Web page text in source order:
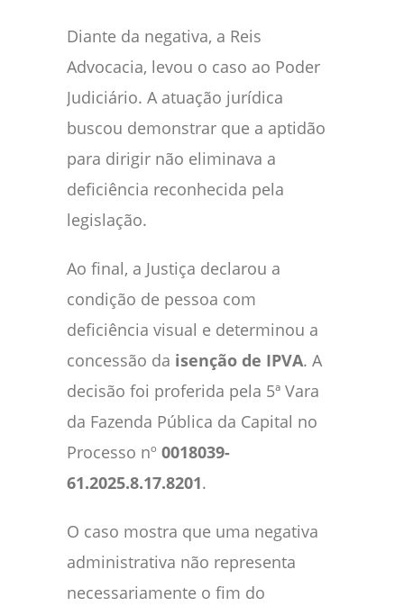
Diante da negativa, a Reis
Advocacia, levou o caso ao Poder
Judiciário. A atuação jurídica
buscou demonstrar que a aptidão
para dirigir não eliminava a
deficiência reconhecida pela
legislação.
Ao final, a Justiça declarou a
condição de pessoa com
deficiência visual e determinou a
concessão da isenção de IPVA. A
decisão foi proferida pela 5ª Vara
da Fazenda Pública da Capital no
Processo nº 0018039-
61.2025.8.17.8201.
O caso mostra que uma negativa
administrativa não representa
necessariamente o fim do